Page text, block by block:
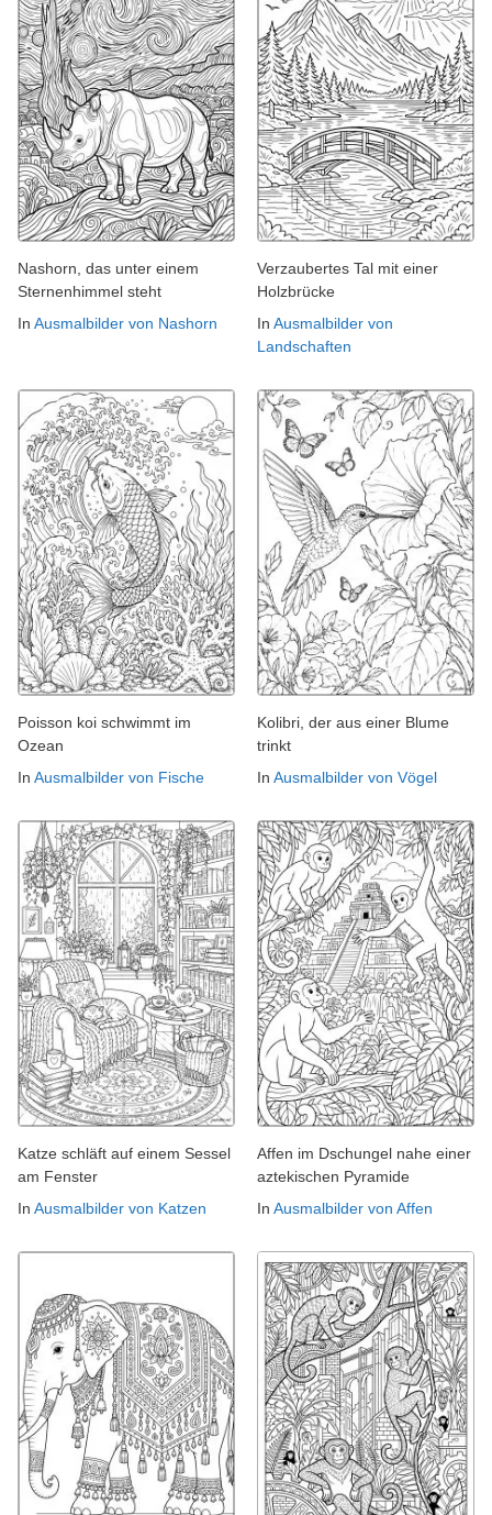
Nashorn, das unter einem
Sternenhimmel steht
In Ausmalbilder von Nashorn
Verzaubertes Tal mit einer
Holzbrücke
In Ausmalbilder von
Landschaften
Poisson koi schwimmt im
Ozean
In Ausmalbilder von Fische
Kolibri, der aus einer Blume
trinkt
In Ausmalbilder von Vögel
Katze schläft auf einem Sessel
am Fenster
In Ausmalbilder von Katzen
Affen im Dschungel nahe einer
aztekischen Pyramide
In Ausmalbilder von Affen